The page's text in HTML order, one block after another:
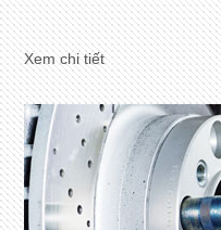
Xem chi tiết